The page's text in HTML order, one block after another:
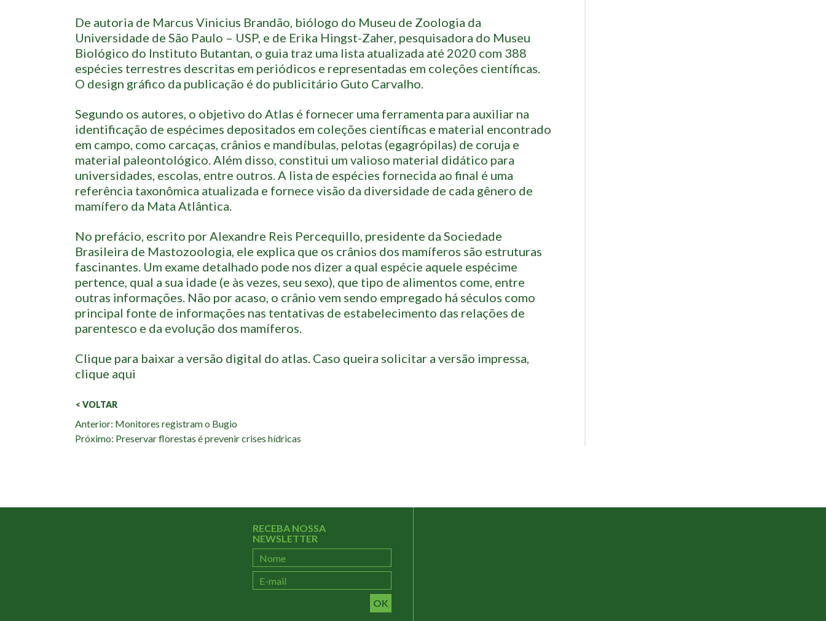
De autoria de Marcus Vinicius Brandão, biólogo do Museu de Zoologia da
Universidade de São Paulo – USP, e de Erika Hingst-Zaher, pesquisadora do Museu
Biológico do Instituto Butantan, o guia traz uma lista atualizada até 2020 com 388
espécies terrestres descritas em periódicos e representadas em coleções científicas.
O design gráfico da publicação é do publicitário Guto Carvalho.
Segundo os autores, o objetivo do Atlas é fornecer uma ferramenta para auxiliar na
identificação de espécimes depositados em coleções científicas e material encontrado
em campo, como carcaças, crânios e mandíbulas, pelotas (egagrópilas) de coruja e
material paleontológico. Além disso, constitui um valioso material didático para
universidades, escolas, entre outros. A lista de espécies fornecida ao final é uma
referência taxonômica atualizada e fornece visão da diversidade de cada gênero de
mamífero da Mata Atlântica.
No prefácio, escrito por Alexandre Reis Percequillo, presidente da Sociedade
Brasileira de Mastozoologia, ele explica que os crânios dos mamíferos são estruturas
fascinantes. Um exame detalhado pode nos dizer a qual espécie aquele espécime
pertence, qual a sua idade (e às vezes, seu sexo), que tipo de alimentos come, entre
outras informações. Não por acaso, o crânio vem sendo empregado há séculos como
principal fonte de informações nas tentativas de estabelecimento das relações de
parentesco e da evolução dos mamíferos.
Clique para baixar a versão digital do atlas. Caso queira solicitar a versão impressa,
clique aqui
< VOLTAR
Veja
Anterior: Monitores registram o Bugio
Próximo: Preservar florestas é prevenir crises hídricas
RECEBA NOSSA
NEWSLETTER
OK